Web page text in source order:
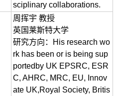
sciplinary collaborations.
周挥宇 教授
英国莱斯特大学
研究方向：His research wo
rk has been or is being sup
portedby UK EPSRC, ESR
C, AHRC, MRC, EU, Innov
ate UK,Royal Society, Britis